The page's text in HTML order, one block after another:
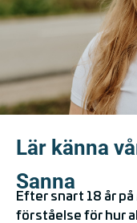
Lär känna
Sanna
Efter snart 18 år
förståelse för hur